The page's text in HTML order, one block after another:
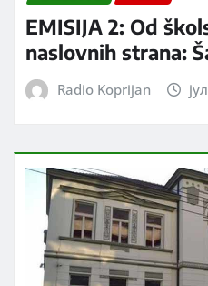
EMISIJA 2: Od
naslovnih strana:
Radio Koprijan